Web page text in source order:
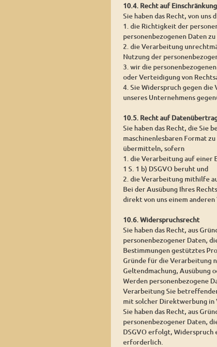
10.4. Recht auf
Sie haben das Recht, von
1. die Richtigkeit der
personenbezogenen Daten
2. die Verarbeitung
Nutzung der
3. wir die
oder Verteidigung von
4. Sie Widerspruch gegen
unseres Unternehmens
10.5. Recht auf
Sie haben das Recht, die Sie
maschinenlesbaren Format
übermitteln, sofern
1. die Verarbeitung auf einer
1 S. 1 b) DSGVO beruht und
2. die Verarbeitung mithilfe
Bei der Ausübung Ihres
direkt von uns einem
10.6. Widerspruchsrecht
Sie haben das Recht, aus
personenbezogener Daten,
Bestimmungen gestütztes
Gründe für die Verarbeitung
Geltendmachung, Ausübung
Werden personenbezogene
Verarbeitung Sie
mit solcher Direktwerbung in
Sie haben das Recht, aus
personenbezogener Daten,
DSGVO erfolgt,
erforderlich.